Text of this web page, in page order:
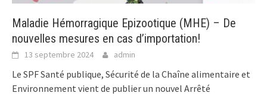
Maladie Hémorragique Epizootique (MHE) – De
nouvelles mesures en cas d’importation!
13 septembre 2024 admin
Le SPF Santé publique, Sécurité de la Chaîne alimentaire et
Environnement vient de publier un nouvel Arrêté